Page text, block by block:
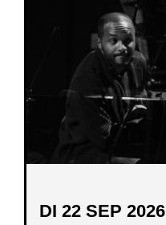
DI 22 SEP 2026